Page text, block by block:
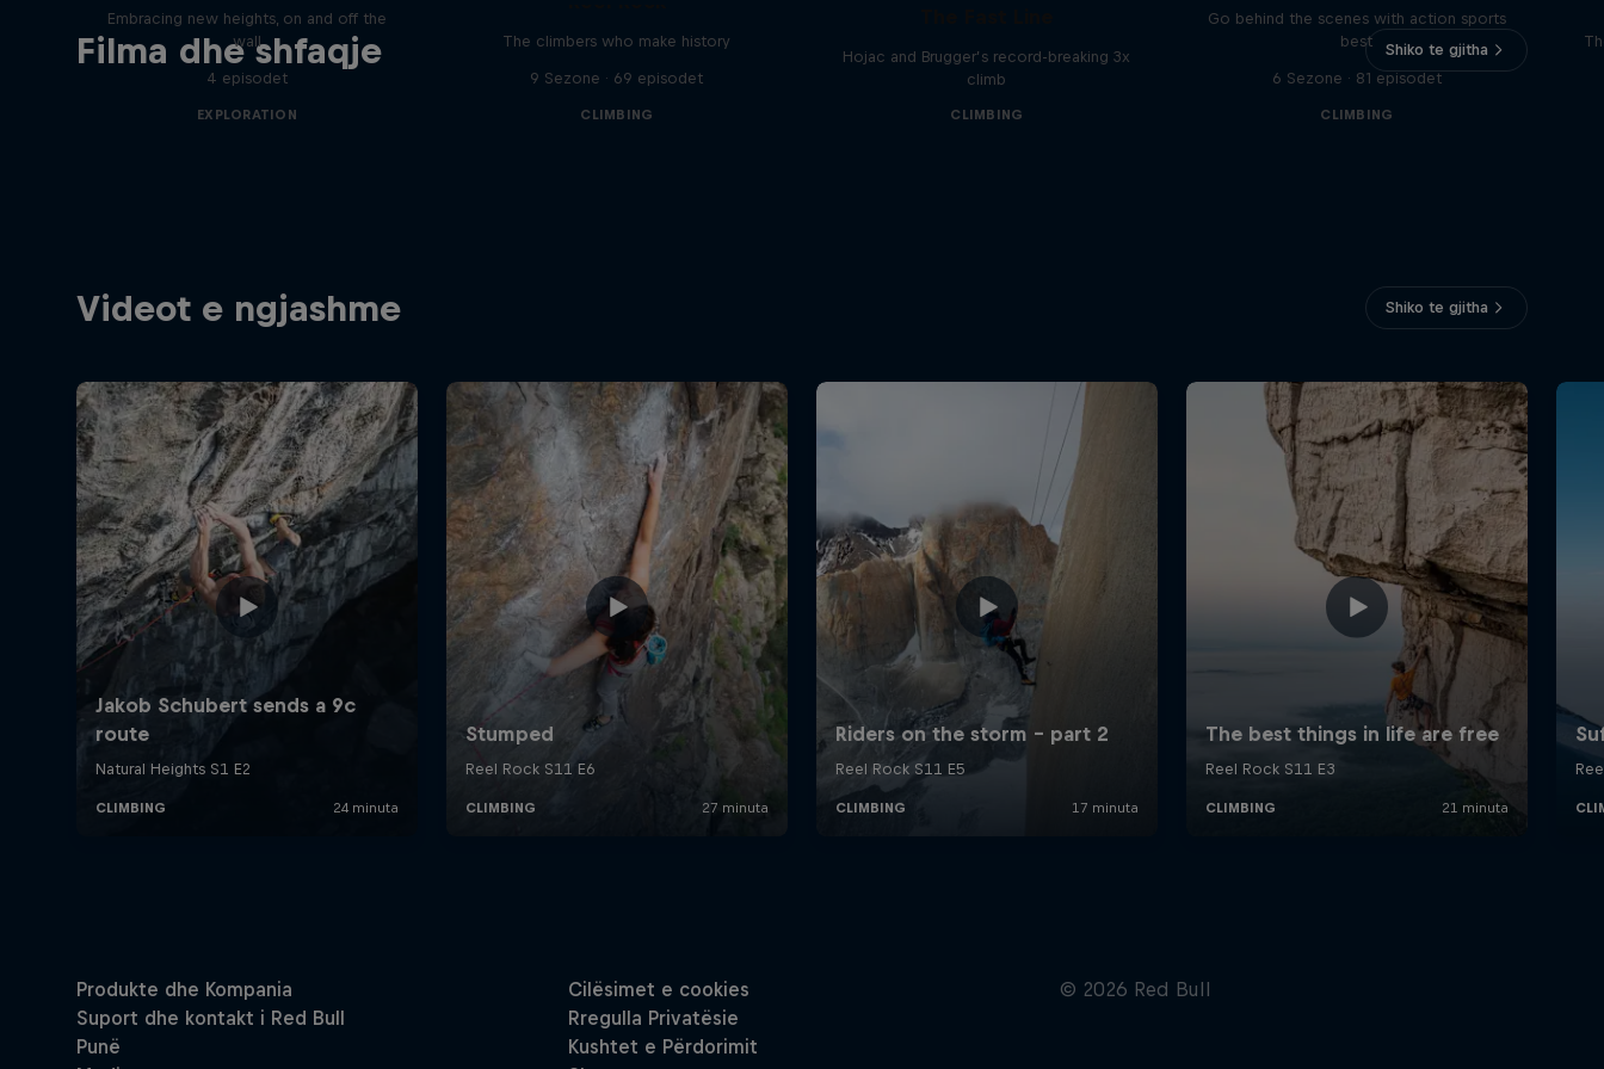
Filma dhe shfaqje Shiko te gjitha
Embracing new heights, on and off the
wall
4 episodet
EXPLORATION
The climbers who make history
9 Sezone · 69 episodet
CLIMBING
Hojac and Brugger’s record-breaking 3x
climb
CLIMBING
Go behind the scenes with action sports
best
6 Sezone · 81 episodet
CLIMBING
Videot e ngjashme Shiko te gjitha